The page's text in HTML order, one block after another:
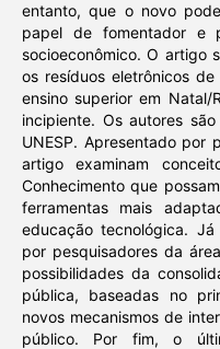
entanto, que o novo
papel de fomentador e
socioeconômico. O artigo
os resíduos eletrônicos
ensino superior em
incipiente. Os autores
UNESP. Apresentado por
artigo examinam
Conhecimento que
ferramentas mais
educação tecnológica.
por pesquisadores da
possibilidades da
pública, baseadas no
novos mecanismos de
público. Por fim, o